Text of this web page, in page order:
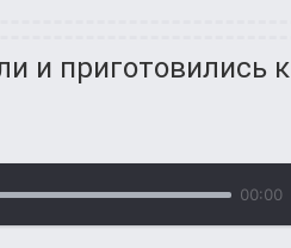
и приготовились к
00:00